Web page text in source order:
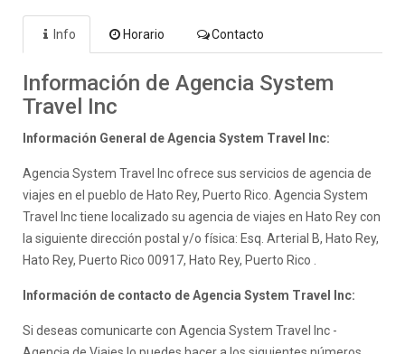
Info Horario Contacto
Información de Agencia System
Travel Inc
Información General de Agencia System Travel Inc:
Agencia System Travel Inc ofrece sus servicios de agencia de
viajes en el pueblo de Hato Rey, Puerto Rico. Agencia System
Travel Inc tiene localizado su agencia de viajes en Hato Rey con
la siguiente dirección postal y/o física: Esq. Arterial B, Hato Rey,
Hato Rey, Puerto Rico 00917, Hato Rey, Puerto Rico .
Información de contacto de Agencia System Travel Inc:
Si deseas comunicarte con Agencia System Travel Inc -